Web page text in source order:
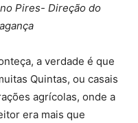
Pires- Direção do
a verdade é que
Quintas, ou casais
agrícolas, onde a
era mais que